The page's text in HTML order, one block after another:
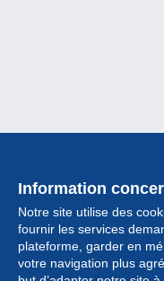
Information
Notre site utilise des
fournir les services
plateforme, garder en
votre navigation plus